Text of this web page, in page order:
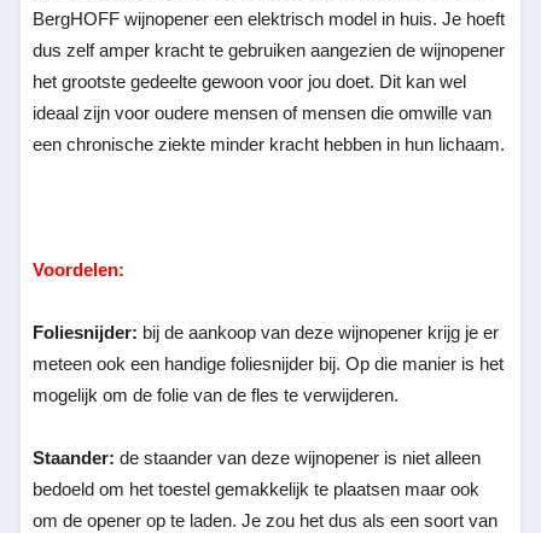
BergHOFF wijnopener een elektrisch model in huis. Je hoeft
dus zelf amper kracht te gebruiken aangezien de wijnopener
het grootste gedeelte gewoon voor jou doet. Dit kan wel
ideaal zijn voor oudere mensen of mensen die omwille van
een chronische ziekte minder kracht hebben in hun lichaam.
Voordelen:
Foliesnijder: bij de aankoop van deze wijnopener krijg je er
meteen ook een handige foliesnijder bij. Op die manier is het
mogelijk om de folie van de fles te verwijderen.
Staander: de staander van deze wijnopener is niet alleen
bedoeld om het toestel gemakkelijk te plaatsen maar ook
om de opener op te laden. Je zou het dus als een soort van